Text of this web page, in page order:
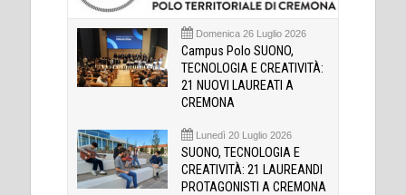
Domenica 26 Luglio 2026
Campus Polo SUONO,
TECNOLOGIA E CREATIVITÀ:
21 NUOVI LAUREATI A
CREMONA
Lunedì 20 Luglio 2026
SUONO, TECNOLOGIA E
CREATIVITÀ: 21 LAUREANDI
PROTAGONISTI A CREMONA